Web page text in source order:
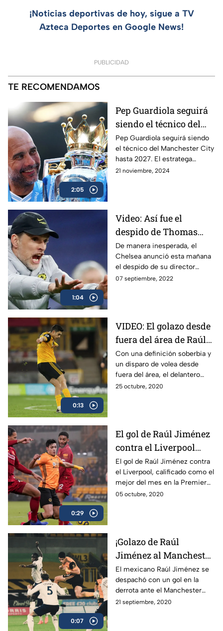
¡Noticias deportivas de hoy, sigue a TV
Azteca Deportes en Google News!
PUBLICIDAD
TE RECOMENDAMOS
2:05
Pep Guardiola seguirá
siendo el técnico del
Manchester City
Pep Guardiola seguirá siendo
el técnico del Manchester City
hasta 2027. El estratega
español se ha consolidado
21 noviembre, 2024
1:04
Video: Así fue el
despido de Thomas
Tuchel del Chelsea
De manera inesperada, el
Chelsea anunció esta mañana
el despido de su director
técnico, el alemán Thomas
07 septiembre, 2022
0:13
VIDEO: El golazo desde
fuera del área de Raúl
Jiménez en Premier
League ante el
Newcastle
Con una definición soberbia y
un disparo de volea desde
fuera del área, el delantero
mexicano Raúl Jiménez firmó
25 octubre, 2020
0:29
El gol de Raúl Jiménez
contra el Liverpool
¡Para que van Dijk lo
tenga bien presente!
El gol de Raúl Jiménez contra
el Liverpool, calificado como el
mejor del mes en la Premier
League, lo recordamos por la
05 octubre, 2020
0:07
¡Golazo de Raúl
Jiménez al Manchester
City, en VIDEO!
El mexicano Raúl Jiménez se
despachó con un gol en la
derrota ante el Manchester
City de este lunes.
21 septiembre, 2020